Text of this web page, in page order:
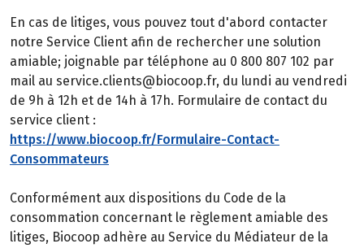
En cas de litiges, vous pouvez tout d'abord contacter
notre Service Client afin de rechercher une solution
amiable; joignable par téléphone au 0 800 807 102 par
mail au service.clients@biocoop.fr, du lundi au vendredi
de 9h à 12h et de 14h à 17h. Formulaire de contact du
service client :
https://www.biocoop.fr/Formulaire-Contact-
Consommateurs
Conformément aux dispositions du Code de la
consommation concernant le règlement amiable des
litiges, Biocoop adhère au Service du Médiateur de la